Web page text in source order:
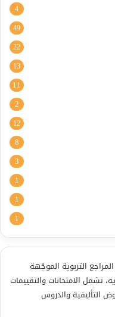
4
49
22
13
11
2
12
8
3
1
1
1
التربوية الموجّهة
تشمل الامتحانات والتقييمات
التأليفية والدروس